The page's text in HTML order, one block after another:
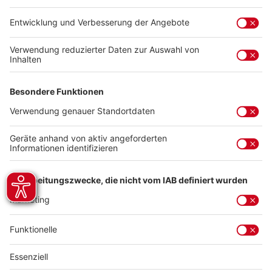
Beschreibung
Meldet euch jetzt mit eurem E-Jugendteam an und seid
dabei! 24 Teams aus der Region treten als
Service-Hotline
Kontakt